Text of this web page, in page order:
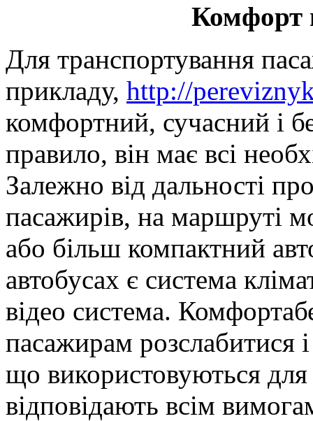
Комфорт
Для транспортування
прикладу, http://
комфортний, сучасний і
правило, він має всі
Залежно від дальності
пасажирів, на маршруті
або більш компактний
автобусах є система
відео система.
пасажирам розслабитися
що використовуються для
відповідають всім